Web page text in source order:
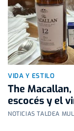
VIDA Y ESTILO
The
escocés y el
NOTICIAS TALDEA